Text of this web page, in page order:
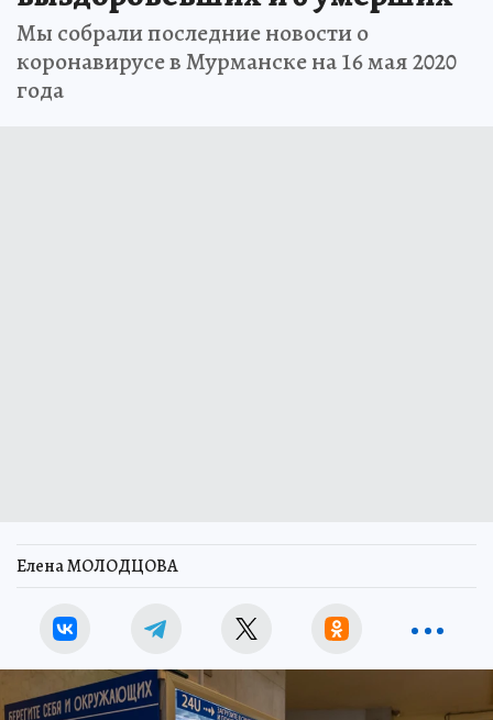
Мы собрали последние новости о
коронавирусе в Мурманске на 16 мая 2020
года
Елена МОЛОДЦОВА